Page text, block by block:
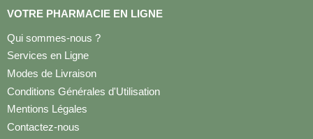
VOTRE PHARMACIE EN LIGNE
Qui sommes-nous ?
Services en Ligne
Modes de Livraison
Conditions Générales d'Utilisation
Mentions Légales
Contactez-nous